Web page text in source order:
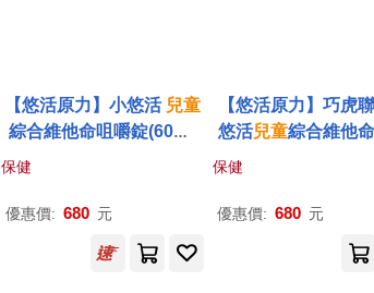
【悠活原力】小悠活 兒童
綜合維他命咀嚼錠(60錠/
瓶)(到期日2027/2/10)
保健
優惠價: 680 元
【悠活原力】巧虎
悠活兒童綜合維他
保健
優惠價: 680 元